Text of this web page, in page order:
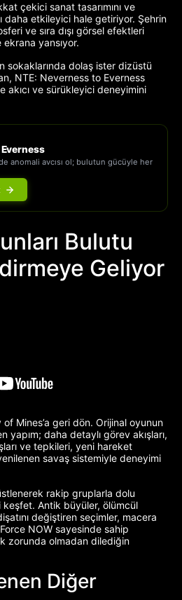
çekici sanat tasarımını ve
daha etkileyici hale getiriyor. Şehrin
ve sıra dışı görsel efektleri
yansıyor.
sokaklarında dolaş ister dizüstü
NTE: Neverness to Everness
akıcı ve sürükleyici deneyimini
anomali avcısı ol; bulutun gücüyle her
Bulutu
Geliyor
Mines’a geri dön. Orijinal oyunun
yapım; daha detaylı görev akışları,
ve tepkileri, yeni hareket
savaş sistemiyle deneyimi
rakip gruplarla dolu
Antik büyüler, ölümcül
değiştiren seçimler, macera
NOW sayesinde sahip
zorunda olmadan dilediğin
Diğer